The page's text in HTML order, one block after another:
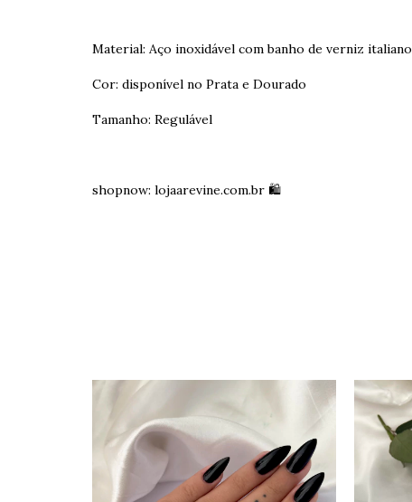
Material: Aço inoxidável com banho de verniz italiano
Cor: disponível no Prata e Dourado
Tamanho: Regulável
shopnow: lojaarevine.com.br 🛍